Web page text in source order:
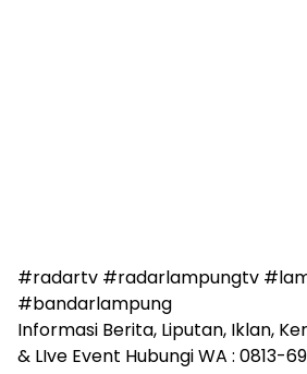
#radartv #radarlampungtv
#bandarlampung
Informasi Berita, Liputan, Iklan,
& LIve Event Hubungi WA : 0813-